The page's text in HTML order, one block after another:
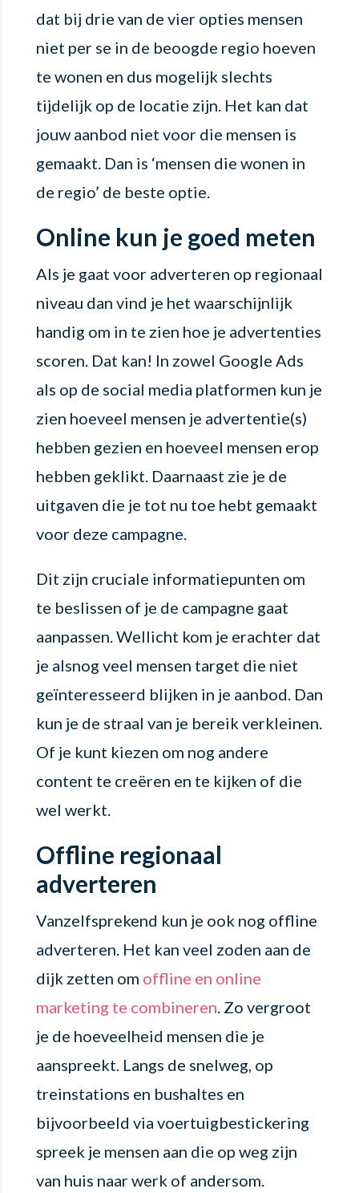
dat bij drie van de vier opties mensen
niet per se in de beoogde regio hoeven
te wonen en dus mogelijk slechts
tijdelijk op de locatie zijn. Het kan dat
jouw aanbod niet voor die mensen is
gemaakt. Dan is ‘mensen die wonen in
de regio’ de beste optie.
Online kun je goed meten
Als je gaat voor adverteren op regionaal
niveau dan vind je het waarschijnlijk
handig om in te zien hoe je advertenties
scoren. Dat kan! In zowel Google Ads
als op de social media platformen kun je
zien hoeveel mensen je advertentie(s)
hebben gezien en hoeveel mensen erop
hebben geklikt. Daarnaast zie je de
uitgaven die je tot nu toe hebt gemaakt
voor deze campagne.
Dit zijn cruciale informatiepunten om
te beslissen of je de campagne gaat
aanpassen. Wellicht kom je erachter dat
je alsnog veel mensen target die niet
geïnteresseerd blijken in je aanbod. Dan
kun je de straal van je bereik verkleinen.
Of je kunt kiezen om nog andere
content te creëren en te kijken of die
wel werkt.
Offline regionaal
adverteren
Vanzelfsprekend kun je ook nog offline
adverteren. Het kan veel zoden aan de
dijk zetten om offline en online
marketing te combineren . Zo vergroot
je de hoeveelheid mensen die je
aanspreekt. Langs de snelweg, op
treinstations en bushaltes en
bijvoorbeeld via voertuigbestickering
spreek je mensen aan die op weg zijn
van huis naar werk of andersom.